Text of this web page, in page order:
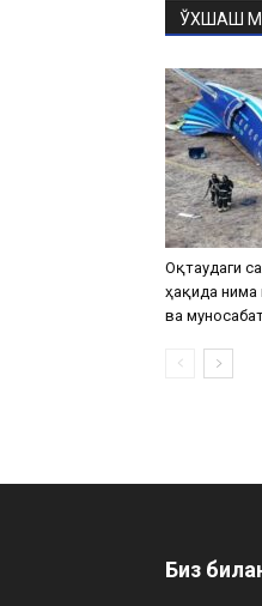
ЎХШАШ
Оқтаудаги
ҳақида
ва
Биз